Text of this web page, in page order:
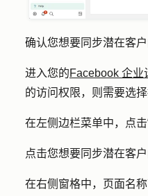
确认您想要同步潜在客
进入您的Facebook 企业
的访问权限，则需要选
在左侧边栏菜单中，点击
点击您想要同步潜在客
在右侧窗格中，页面名